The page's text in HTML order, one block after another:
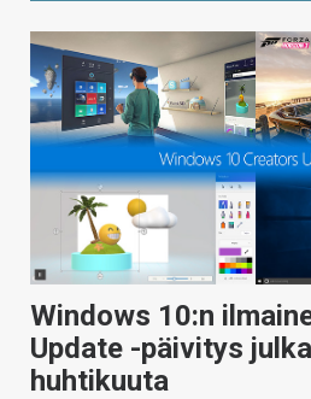
Windows 10:n
Update -päivitys
huhtikuuta